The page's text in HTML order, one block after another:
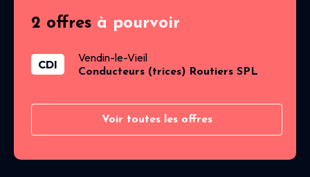
2 offres à pourvoir
CDI Vendin-le-Vieil
Conducteurs (trices) Routiers SPL
Voir toutes les offres